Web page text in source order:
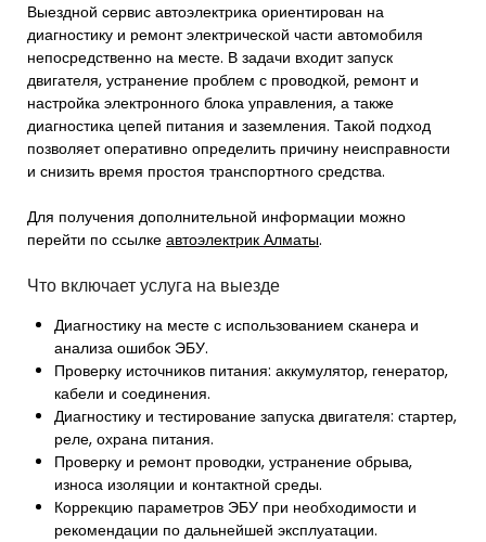
Выездной сервис автоэлектрика ориентирован на
диагностику и ремонт электрической части автомобиля
непосредственно на месте. В задачи входит запуск
двигателя, устранение проблем с проводкой, ремонт и
настройка электронного блока управления, а также
диагностика цепей питания и заземления. Такой подход
позволяет оперативно определить причину неисправности
и снизить время простоя транспортного средства.
Для получения дополнительной информации можно
перейти по ссылке автоэлектрик Алматы.
Что включает услуга на выезде
Диагностику на месте с использованием сканера и
анализа ошибок ЭБУ.
Проверку источников питания: аккумулятор, генератор,
кабели и соединения.
Диагностику и тестирование запуска двигателя: стартер,
реле, охрана питания.
Проверку и ремонт проводки, устранение обрыва,
износа изоляции и контактной среды.
Коррекцию параметров ЭБУ при необходимости и
рекомендации по дальнейшей эксплуатации.